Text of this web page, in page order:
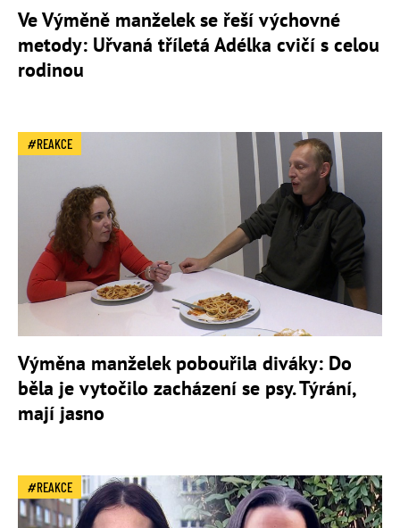
Ve Výměně manželek se řeší výchovné
metody: Uřvaná tříletá Adélka cvičí s celou
rodinou
REAKCE
Výměna manželek pobouřila diváky: Do
běla je vytočilo zacházení se psy. Týrání,
mají jasno
REAKCE